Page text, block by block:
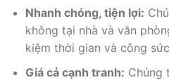
Nhanh chóng, tiện lợi:
không tại nhà và văn
kiệm thời gian và công
Giá cả cạnh tranh: Chúng